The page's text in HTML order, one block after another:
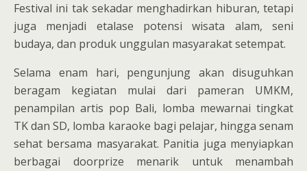
Festival ini tak sekadar menghadirkan hiburan, tetapi
juga menjadi etalase potensi wisata alam, seni
budaya, dan produk unggulan masyarakat setempat.
Selama enam hari, pengunjung akan disuguhkan
beragam kegiatan mulai dari pameran UMKM,
penampilan artis pop Bali, lomba mewarnai tingkat
TK dan SD, lomba karaoke bagi pelajar, hingga senam
sehat bersama masyarakat. Panitia juga menyiapkan
berbagai doorprize menarik untuk menambah